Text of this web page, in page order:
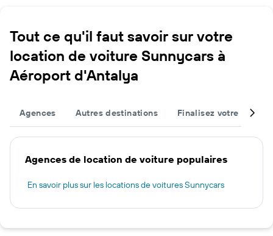
Tout ce qu'il faut savoir sur votre
location de voiture Sunnycars à
Aéroport d'Antalya
Agences Autres destinations Finalisez votre voyage
Agences de location de voiture populaires
En savoir plus sur les locations de voitures Sunnycars